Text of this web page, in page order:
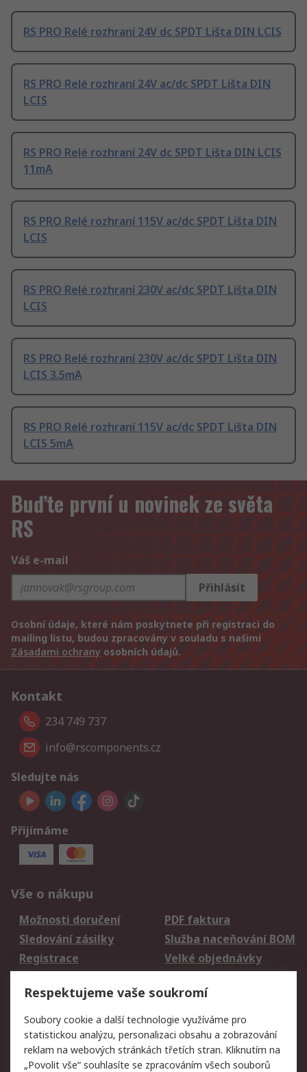
RS PRO Relé rozhraní 24V dc SPDT Lišta DIN LCIS
RS PRO Relé rozhraní 24V ac/dc SPDT Lišta DIN
LCIS
RS PRO Relé rozhraní 24V dc SPDT Lišta DIN LCIS
11mA
RS PRO Relé rozhraní 115V ac/dc SPDT Lišta DIN
LCIS
RS PRO Relé rozhraní 230V ac/dc SPDT Lišta DIN
LCIS
RS PRO Relé rozhraní 230V ac/dc SPDT Lišta DIN
LCIS 3.5mA
RS PRO Relé rozhraní 115V ac/dc SPDT Lišta DIN
LCIS 5mA
Buďte první u novinek ze světa
RS
Váš e-mail
Přihlásit
Osobní údaje, které nám poskytnete při registraci do
mailing listu, budou zpracovány v souladu s našimi
Zásadami ochrany osobních údajů.
Kontakt
234 749 737
info@rscomponents.cz
Sledujte nás
Přijímáme
Vše o nákupu
Možnosti doručení
PDF faktura
Sledování zásilky
Služba naceňování BOM
Registrace
Velké objednávky
Právní
Autorská práva
Obchodní podmínky
společnosti RS
Respektujeme vaše soukromí
Soubory cookie a další technologie využíváme pro
statistickou analýzu, personalizaci obsahu a zobrazování
reklam na webových stránkách třetích stran. Kliknutím na
„Povolit vše“ souhlasíte se zpracováním všech souborů